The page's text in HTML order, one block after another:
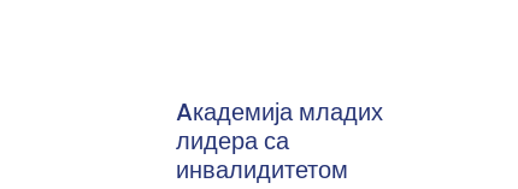
Aкадемија младих
лидера са
инвалидитетом